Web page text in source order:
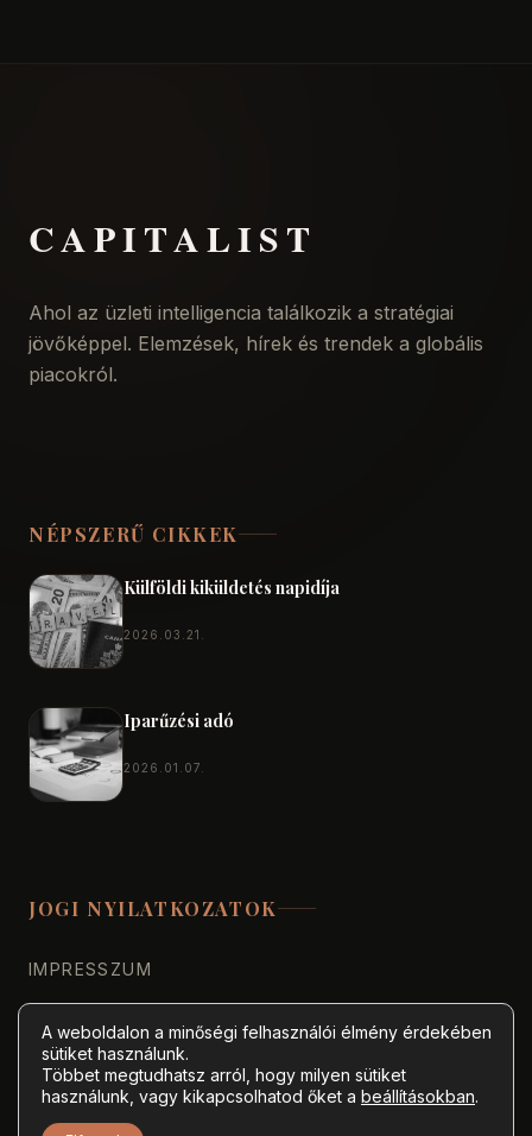
CAPITALIST
Ahol az üzleti intelligencia találkozik a stratégiai
jövőképpel. Elemzések, hírek és trendek a globális
piacokról.
NÉPSZERŰ CIKKEK
Külföldi kiküldetés napidíja
2026.03.21.
Iparűzési adó
2026.01.07.
JOGI NYILATKOZATOK
IMPRESSZUM
ÁLTALÁNOS SZERZŐDÉSI FELTÉTELEK
A weboldalon a minőségi felhasználói élmény érdekében
sütiket használunk.
Többet megtudhatsz arról, hogy milyen sütiket
használunk, vagy kikapcsolhatod őket a beállításokban.